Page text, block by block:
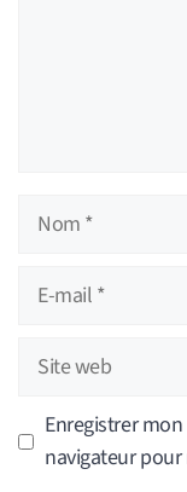
Nom
Site
Enregistrer
navigateur